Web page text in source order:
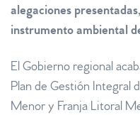
alegaciones
instrumento ambiental
El Gobierno regional
Plan de Gestión Integral
Menor y Franja Litoral